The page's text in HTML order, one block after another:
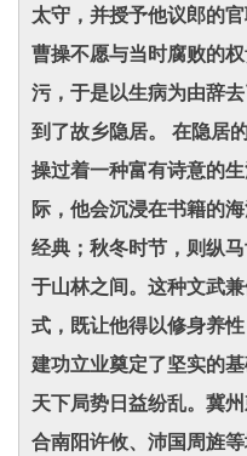
太守，并授予他议郎的官
曹操不愿与当时腐败的
污，于是以生病为由辞
到了故乡隐居。 在隐居
操过着一种富有诗意的
际，他会沉浸在书籍的
经典；秋冬时节，则纵
于山林之间。这种文武
式，既让他得以修身养
建功立业奠定了坚实的基
天下局势日益纷乱。冀
合南阳许攸、沛国周旌等